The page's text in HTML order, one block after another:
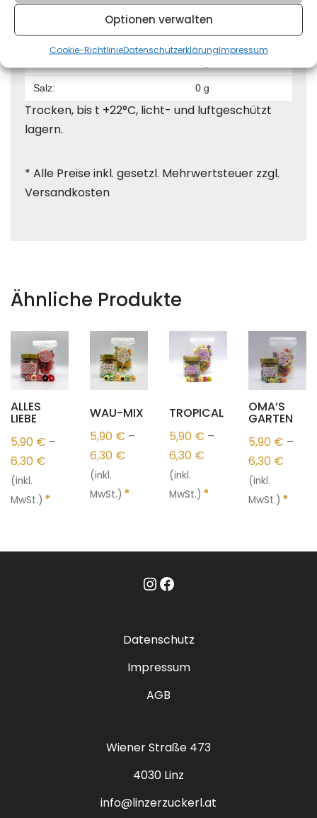
Optionen verwalten
Cookie-RichtlinieDatenschutzerklärungImpressum
davon Zucker: 85 g
Salz: 0 g
Trocken, bis t +22°C, licht- und luftgeschützt
lagern.
* Alle Preise inkl. gesetzl. Mehrwertsteuer zzgl.
Versandkosten
Ähnliche Produkte
ALLES
LIEBE
5,90 € –
6,30 €
(inkl.
MwSt.) *
WAU-MIX
5,90 € –
6,30 €
(inkl.
MwSt.) *
TROPICAL
5,90 € –
6,30 €
(inkl.
MwSt.) *
OMA’S
GARTEN
5,90 € –
6,30 €
(inkl.
MwSt.) *
Instagram
Datenschutz
Impressum
AGB
Wiener Straße 473
4030 Linz
info@linzerzuckerl.at